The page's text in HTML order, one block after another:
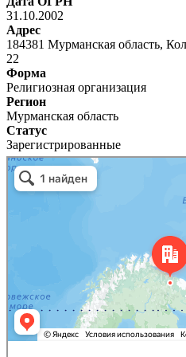
31.10.2002
Адрес
184381 Мурманская область,
22
Форма
Религиозная организация
Регион
Мурманская область
Статус
Зарегистрированные